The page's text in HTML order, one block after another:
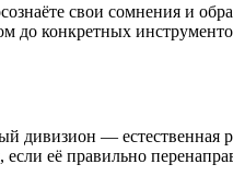
свои сомнения и
до конкретных
дивизион — естественная
её правильно